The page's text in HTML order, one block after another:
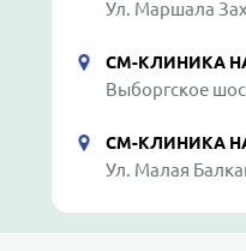
Ул. Маршала
СМ-КЛИНИКА
Выборгское
СМ-КЛИНИКА
Ул. Малая